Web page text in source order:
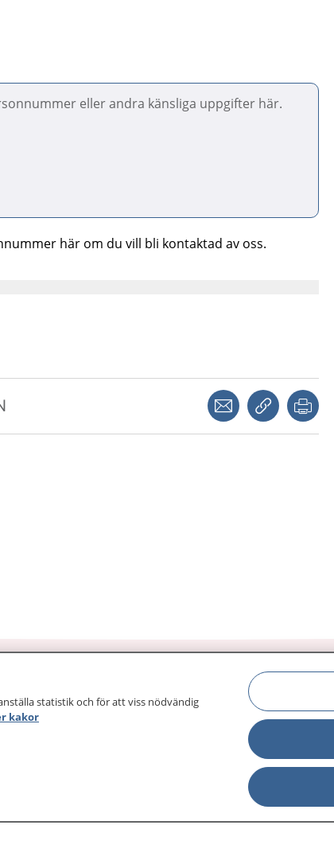
här om du vill bli kontaktad av oss.
Dela via mejlKopiera länk
Other languages
Lättläst svenska
statistik och för att viss nödvändig
kakor